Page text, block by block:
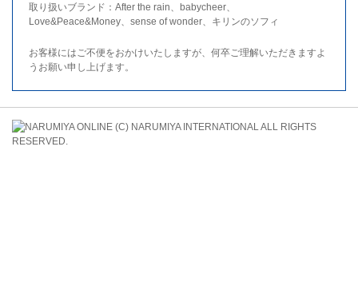
取り扱いブランド：After the rain、babycheer、
Love&Peace&Money、sense of wonder、キリンのソフィ
お客様にはご不便をおかけいたしますが、何卒ご理解いただきますよ
うお願い申し上げます。